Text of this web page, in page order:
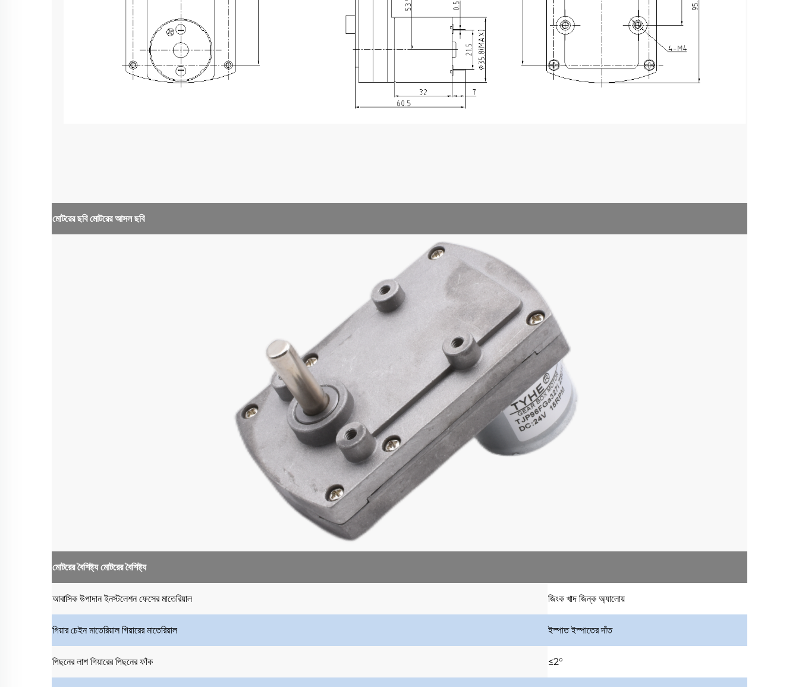
মোটরের ছবিমোটরের আসল ছবি
মোটরের বৈশিষ্ট্যমোটরের বৈশিষ্ট্য
আবাসিক উপাদানইনস্টলেশন ফেসের মাতেরিয়াল জিংক খাদ জিন্ক অ্যালোয়
গিয়ার চেইন মাতেরিয়ালগিয়ারের মাতেরিয়াল ইস্পাতইস্পাতের দাঁত
পিছনের লাশগিয়ারের পিছনের ফাঁক ≤2°